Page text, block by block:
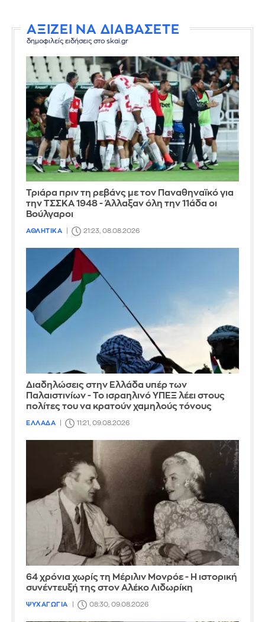
ΑΞΙΖΕΙ ΝΑ ΔΙΑΒΑΣΕΤΕ
δημοφιλείς ειδήσεις στο skai.gr
Τριάρα πριν τη ρεβάνς με τον Παναθηναϊκό για
την ΤΣΣΚΑ 1948 - Άλλαξαν όλη την 11άδα οι
Βούλγαροι
ΑΘΛΗΤΙΚΑ 21:23, 08.08.2026
Διαδηλώσεις στην Ελλάδα υπέρ των
Παλαιστινίων - Το ισραηλινό ΥΠΕΞ λέει στους
πολίτες του να κρατούν χαμηλούς τόνους
ΕΛΛΑΔΑ 11:21, 09.08.2026
64 χρόνια χωρίς τη Μέριλιν Μονρόε - Η ιστορική
συνέντευξή της στον Αλέκο Λιδωρίκη
ΨΥΧΑΓΩΓΙΑ 08:30, 09.08.2026